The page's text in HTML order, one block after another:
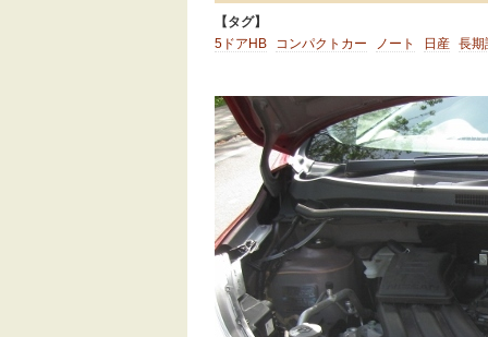
【タグ】
5ドアHB
コンパクトカー ノート 日産 長期